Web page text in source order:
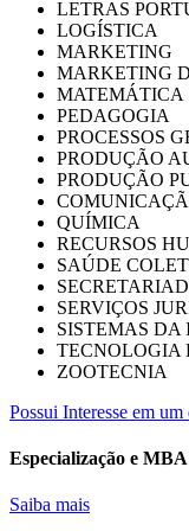
LETRAS
LOGÍSTICA
MARKETING
MARKETING
MATEMÁTICA
PEDAGOGIA
PROCESSOS
PRODUÇÃO
PRODUÇÃO
QUÍMICA
RECURSOS
SAÚDE
SERVIÇOS
SISTEMAS DA
TECNOLOGIA
ZOOTECNIA
Possui Interesse em
Especialização e MBA
Saiba mais